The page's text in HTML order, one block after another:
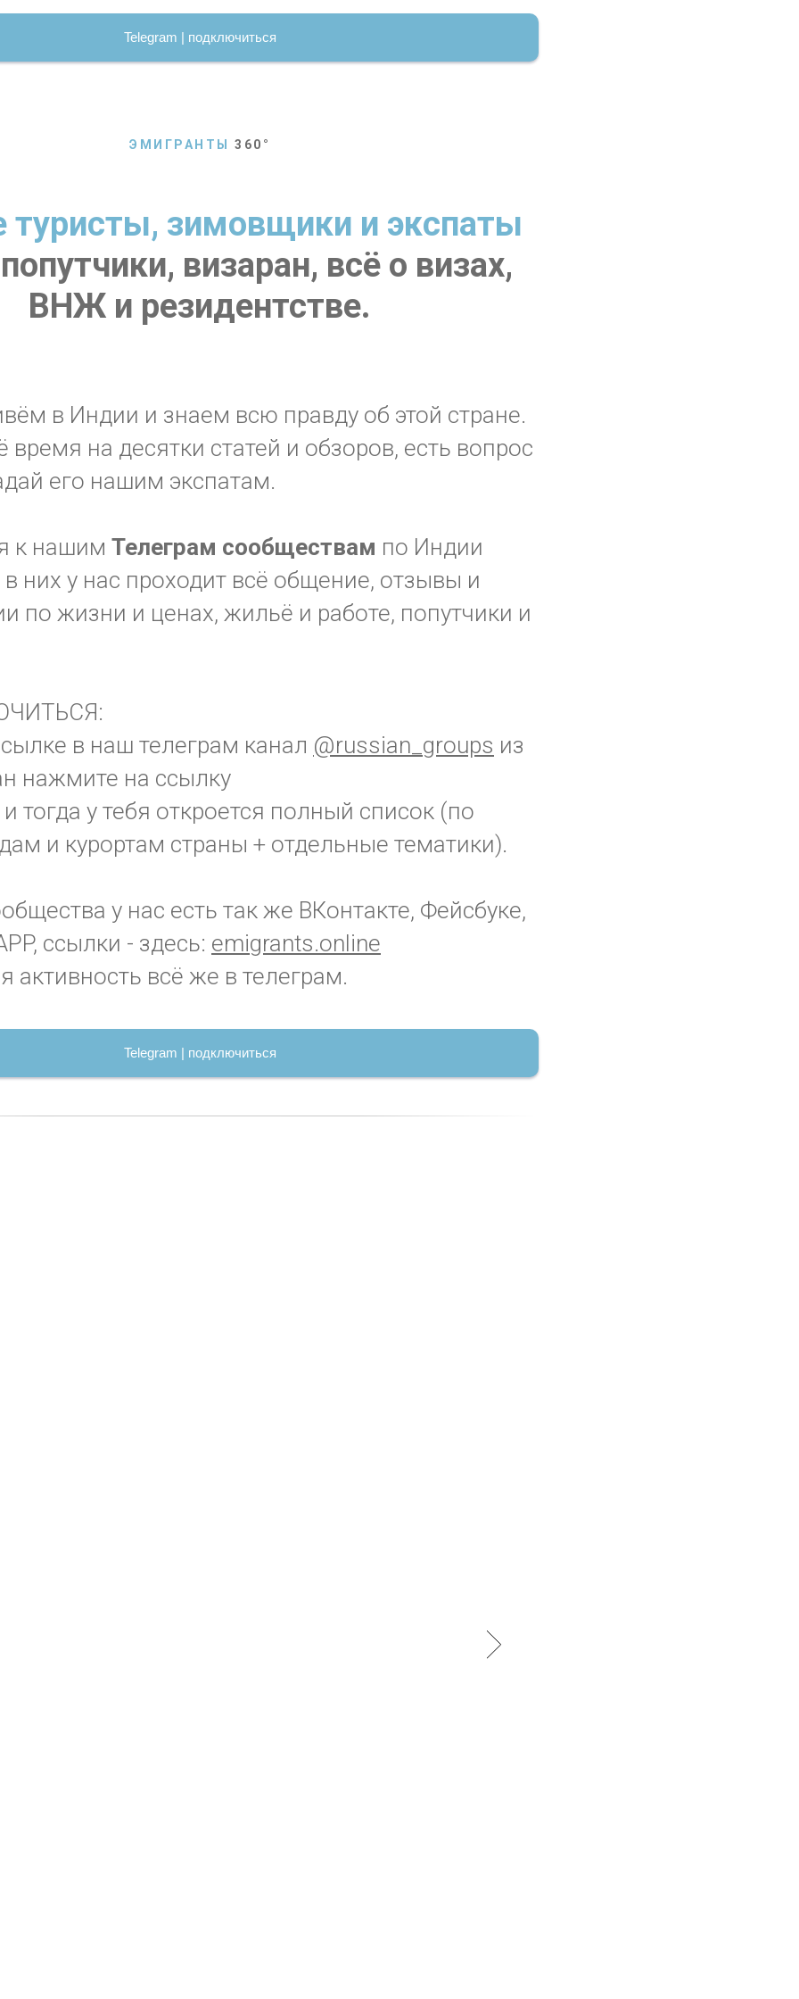
Telegram | подключиться
ЭМИГРАНТЫ 360 °
туристы, зимовщики и экспаты
визаран, всё о визах,
ВНЖ и резидентстве.
в Индии и знаем всю правду об этой стране.
время на десятки статей и обзоров, есть вопрос
его нашим экспатам.
к нашим Телеграм сообществам по Индии
них у нас проходит всё общение, отзывы и
по жизни и ценах, жильё и работе, попутчики и
в наш телеграм канал @russian_groups из
нажмите на ссылку
и тогда у тебя откроется полный список (по
и курортам страны + отдельные тематики).
у нас есть так же ВКонтакте, Фейсбуке,
ссылки - здесь: emigrants.online
активность всё же в телеграм.
Telegram | подключиться